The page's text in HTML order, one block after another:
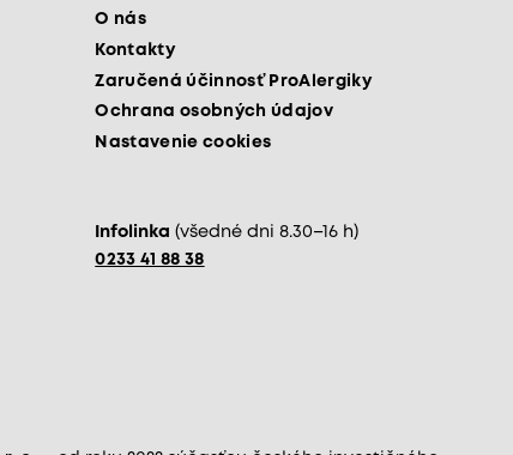
O nás
Kontakty
Zaručená účinnosť ProAlergiky
Ochrana osobných údajov
Nastavenie cookies
Infolinka (všedné dni 8.30–16 h)
0233 41 88 38